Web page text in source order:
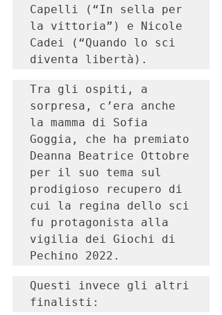
Capelli (“In sella per
la vittoria”) e Nicole
Cadei (“Quando lo sci
diventa libertà).
Tra gli ospiti, a
sorpresa, c’era anche
la mamma di Sofia
Goggia, che ha premiato
Deanna Beatrice Ottobre
per il suo tema sul
prodigioso recupero di
cui la regina dello sci
fu protagonista alla
vigilia dei Giochi di
Pechino 2022.
Questi invece gli altri
finalisti: